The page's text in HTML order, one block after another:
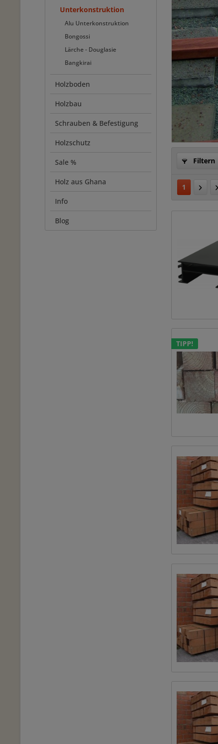
Unterkonstruktion
Alu Unterkonstruktion
Bongossi
Lärche - Douglasie
Bangkirai
Holzboden
Holzbau
Schrauben & Befestigung
Holzschutz
Sale %
Holz aus Ghana
Info
Blog
Filtern
1
TIPP!